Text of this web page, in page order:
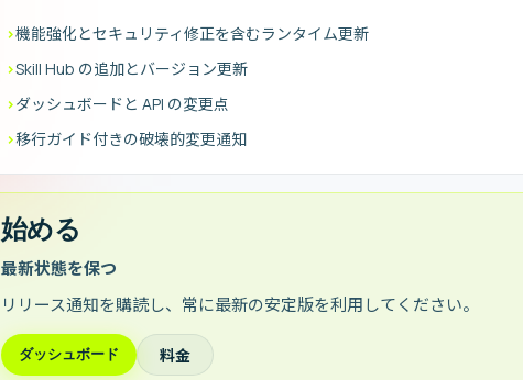
›機能強化とセキュリティ修正を含むランタイム更新
›Skill Hub の追加とバージョン更新
›ダッシュボードと API の変更点
›移行ガイド付きの破壊的変更通知
始める
最新状態を保つ
リリース通知を購読し、常に最新の安定版を利用してください。
ダッシュボード 料金